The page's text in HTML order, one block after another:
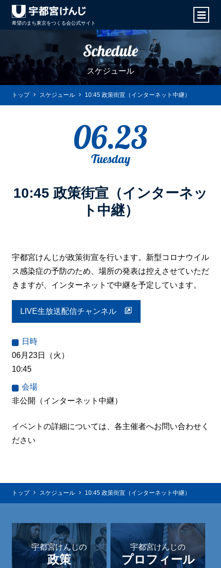
希望のまち東京をつくる会公式サイト
Schedule
スケジュール
トップ スケジュール 10:45 政策街宣（インターネット中継）
06.23
Tuesday
10:45 政策街宣（インターネッ
ト中継）
宇都宮けんじが政策街宣を行います。新型コロナウイル
ス感染症の予防のため、場所の発表は控えさせていただ
きますが、インターネットで中継を予定しています。
LIVE生放送配信チャンネル
日時
06月23日（火）
10:45
会場
非公開（インターネット中継）
イベントの詳細については、各主催者へお問い合わせく
ださい
トップ スケジュール 10:45 政策街宣（インターネット中継）
宇都宮けんじの
政策
宇都宮けんじの
プロフィール